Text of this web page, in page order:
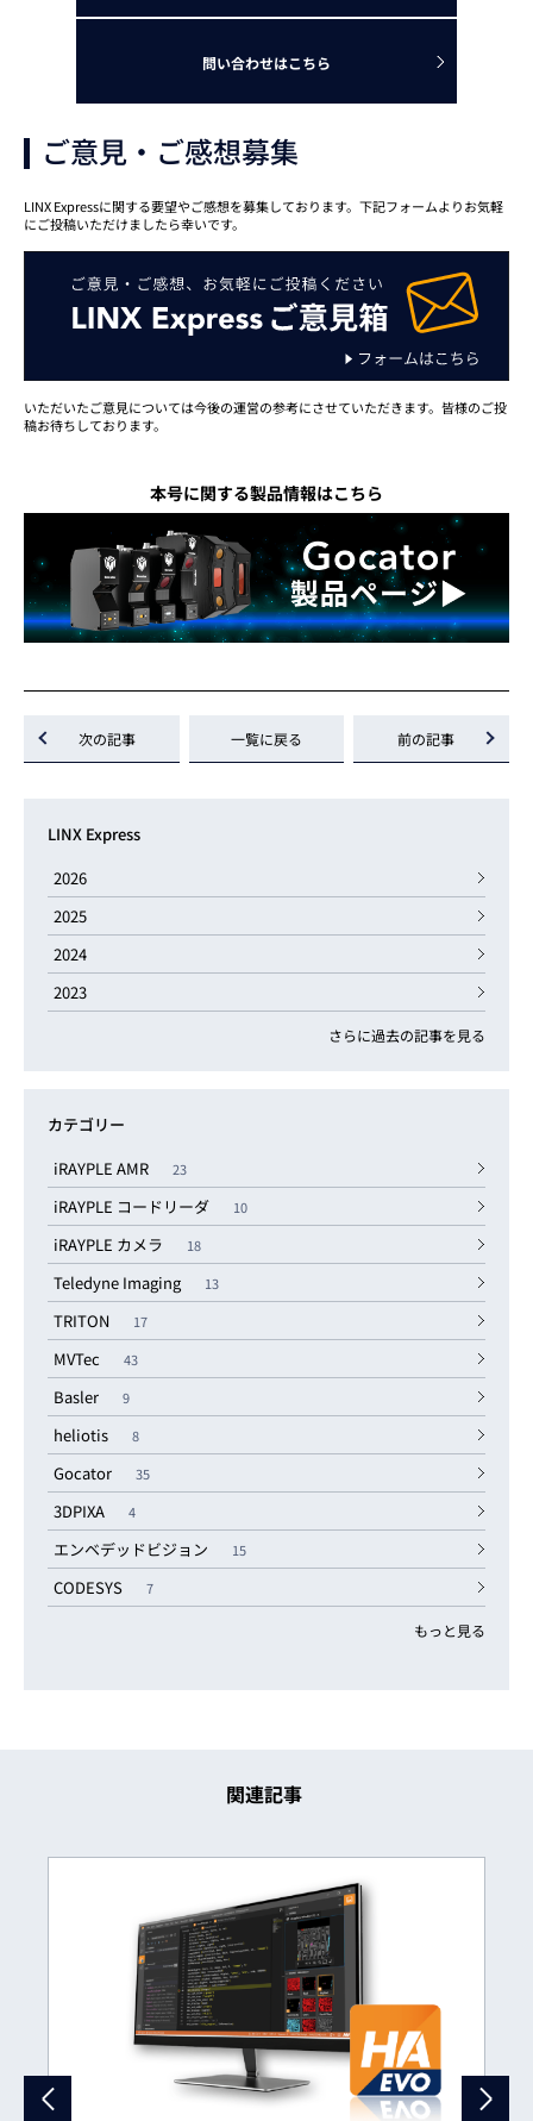
問い合わせはこちら
ご意見・ご感想募集
LINX Expressに関する要望やご感想を募集しております。下記フォームよりお気軽
にご投稿いただけましたら幸いです。
いただいたご意見については今後の運営の参考にさせていただきます。皆様のご投
稿お待ちしております。
本号に関する製品情報はこちら
次の記事 一覧に戻る 前の記事
LINX Express
2026
2025
2024
2023
さらに過去の記事を見る
カテゴリー
iRAYPLE AMR
23
iRAYPLE コードリーダ 10
iRAYPLE カメラ 18
Teledyne Imaging 13
TRITON 17
MVTec 43
Basler 9
heliotis 8
Gocator 35
3DPIXA 4
エンベデッドビジョン 15
CODESYS 7
もっと見る
関連記事